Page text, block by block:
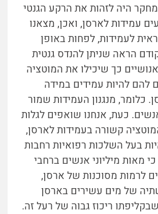
היה לזהות את הרקע הגנטי
עמידות לארסן, ואכן, מצאנו
לעמידות, לפחות באופן
הראה שניתן להנדס גנטית
כך שיכילו את המוטציה
להם להיות עמידים במידה
כלומר, מנגנון העמידות שמור
כעת, אנחנו שואפים לגלות
קשורה בעמידות לארסן,
בעל השלכות רפואיות רחבות
מאות מיליוני אנשים ברחבי
לרמות מסוכנות של ארסן,
של מים עשירים בארסן
ריכוז גבוה של רעל זה.